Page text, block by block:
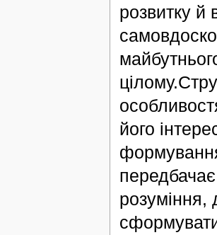
розвитку й
його
розуміння,